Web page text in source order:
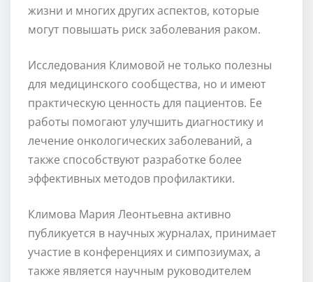
жизни и многих других аспектов, которые
могут повышать риск заболевания раком.
Исследования Климовой не только полезны
для медицинского сообщества, но и имеют
практическую ценность для пациентов. Ее
работы помогают улучшить диагностику и
лечение онкологических заболеваний, а
также способствуют разработке более
эффективных методов профилактики.
Климова Мария Леонтьевна активно
публикуется в научных журналах, принимает
участие в конференциях и симпозиумах, а
также является научным руководителем